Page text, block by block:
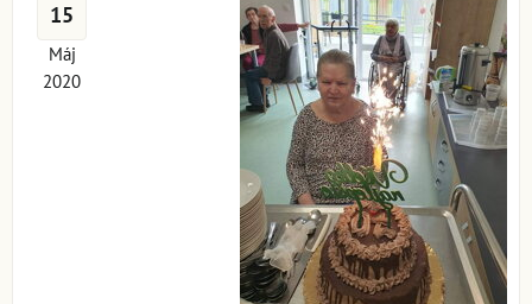
15
Máj
2020